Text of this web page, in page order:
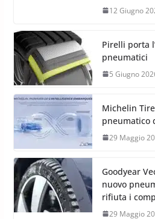
12 Giugno
Pirelli porta
pneumatici
5 Giugno
Michelin
pneumatico
29 Maggio
Goodyear
nuovo
rifiuta i
29 Maggio